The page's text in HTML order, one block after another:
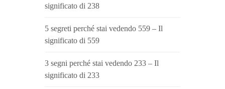
significato di 238
5 segreti perché stai vedendo 559 – Il
significato di 559
3 segni perché stai vedendo 233 – Il
significato di 233